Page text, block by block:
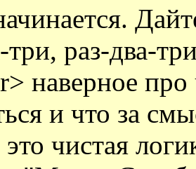
три, раз-два-
наверное про
и что за
это чистая